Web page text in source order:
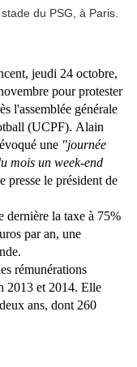
du PSG, à Paris.
jeudi 24 octobre,
pour protester
l'assemblée générale
(UCPF). Alain
une "journée
mois un week-end
presse le président de
dernière la taxe à 75%
par an, une
rémunérations
2013 et 2014. Elle
ans, dont 260